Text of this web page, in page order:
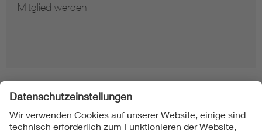
Mitglied werden
Folgen Sie uns